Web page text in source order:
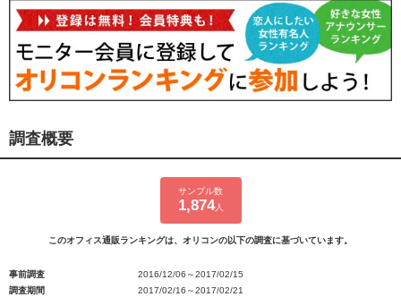
調査概要
サンプル数
1,874人
このオフィス通販ランキングは、オリコンの以下の調査に基づいています。
事前調査
2016/12/06～2017/02/15
調査期間
2017/02/16～2017/02/21